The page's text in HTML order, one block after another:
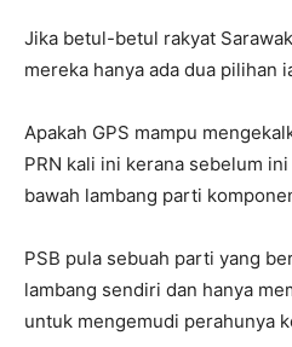
Jika betul-betul rakyat
mereka hanya ada dua pilihan
Apakah GPS mampu
PRN kali ini kerana sebelum
bawah lambang parti
PSB pula sebuah parti yang
lambang sendiri dan hanya
untuk mengemudi perahunya